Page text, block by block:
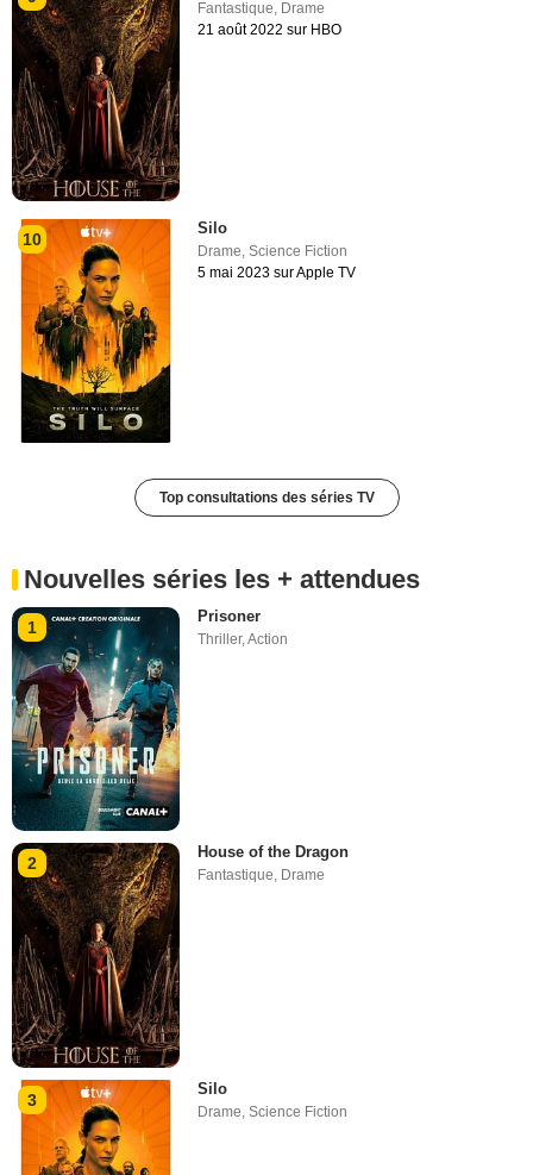
Fantastique, Drame
21 août 2022 sur HBO
10
Silo
Drame ,Science Fiction
5 mai 2023 sur Apple TV
Top consultations des séries TV
Nouvelles séries les + attendues
1
Prisoner
Thriller,Action
2
House of the Dragon
Fantastique, Drame
3
Silo
Drame ,Science Fiction